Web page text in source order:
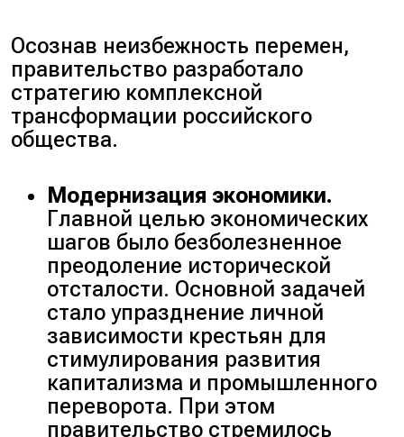
Осознав неизбежность перемен,
правительство разработало
стратегию комплексной
трансформации российского
общества.
Модернизация экономики.
Главной целью экономических
шагов было безболезненное
преодоление исторической
отсталости. Основной задачей
стало упразднение личной
зависимости крестьян для
стимулирования развития
капитализма и промышленного
переворота. При этом
правительство стремилось